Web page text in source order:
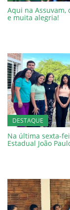
Aqui na Assuvam,
e muita alegria!
DESTAQUE
Na última sexta-
Estadual João